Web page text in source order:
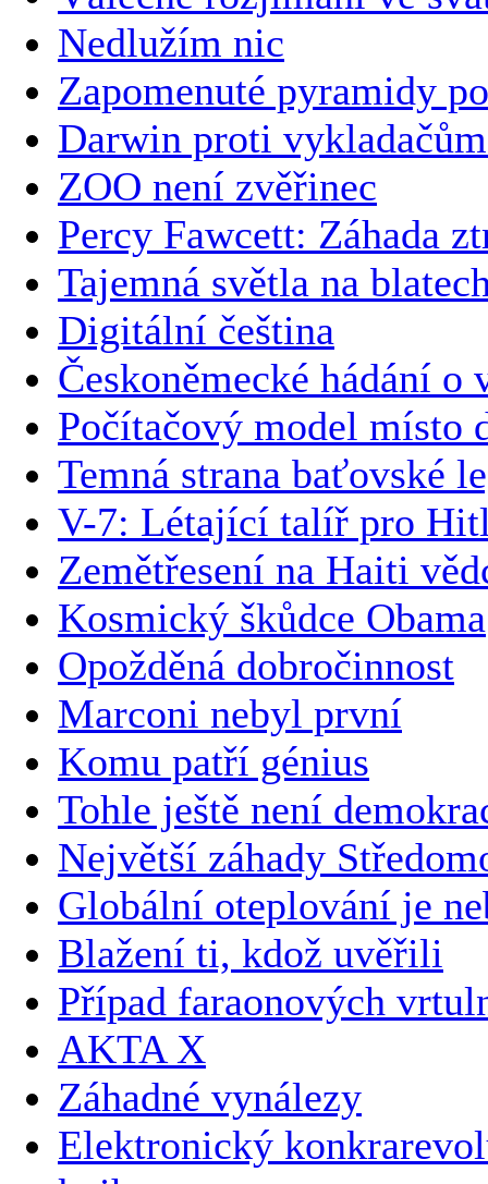
Nedlužím nic
Zapomenuté pyramidy
Darwin proti
ZOO není zvěřinec
Percy Fawcett: Záhada
Tajemná světla na
Digitální čeština
Českoněmecké hádání
Počítačový model místo
Temná strana baťovské
V-7: Létající talíř pro
Zemětřesení na Haiti
Kosmický škůdce Obama
Opožděná dobročinnost
Marconi nebyl první
Komu patří génius
Tohle ještě není
Největší záhady
Globální oteplování je
Blažení ti, kdož uvěřili
Případ faraonových
AKTA X
Záhadné vynálezy
Elektronický